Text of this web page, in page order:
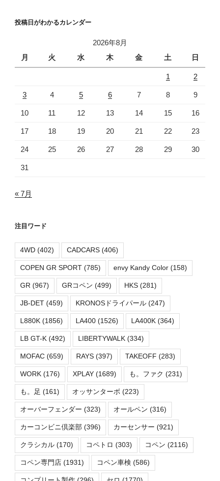
投稿日がわかるカレンダー
2026年8月
月
火 水 木 金 土 日
1 2
3 4 5 6 7 8 9
10 11 12 13 14 15 16
17 18 19 20 21 22 23
24 25 26 27 28 29 30
31
« 7月
注目ワード
4WD (402) CADCARS (406)
COPEN GR SPORT (785) envy Kandy Color (158)
GR (967) GRコペン (499) HKS (281)
JB-DET (459) KRONOSドライパール (247)
L880K (1856) LA400 (1526) LA400K (364)
LB GT-K (492) LIBERTYWALK (334)
MOFAC (659) RAYS (397) TAKEOFF (283)
WORK (176) XPLAY (1689) も。ファク (231)
も。足 (161) オッサンターボ (223)
オーバーフェンダー (323) オールペン (316)
カーコンビニ倶楽部 (396) カーセンサー (921)
クラシカル (170) コペトロ (303) コペン (2116)
コペン専門店 (1931) コペン車検 (586)